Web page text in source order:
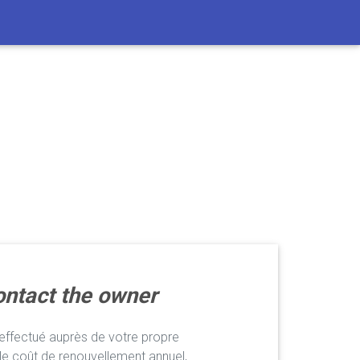
the owner
auprès de votre propre
coût de renouvellement annuel,